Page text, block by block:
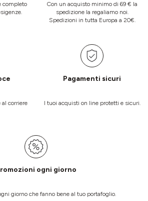
completo
Con un acquisto minimo di 69 € la
spedizione la regaliamo noi.
Spedizioni in tutta Europa a 20€.
al corriere
Pagamenti sicuri
I tuoi acquisti on line protetti e sicuri.
ogni giorno
giorno che fanno bene al tuo portafoglio.